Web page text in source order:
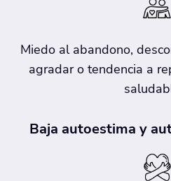
Miedo al abandono,
agradar o tendencia a
Baja autoestima y